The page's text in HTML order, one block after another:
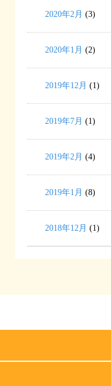
2020年2月 (3)
2020年1月 (2)
2019年12月 (1)
2019年7月 (1)
2019年2月 (4)
2019年1月 (8)
2018年12月 (1)